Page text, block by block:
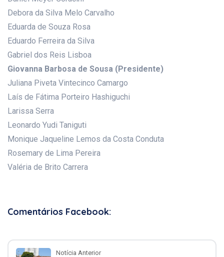
Debora da Silva Melo Carvalho
Eduarda de Souza Rosa
Eduardo Ferreira da Silva
Gabriel dos Reis Lisboa
Giovanna Barbosa de Sousa (Presidente)
Juliana Piveta Vintecinco Camargo
Laís de Fátima Porteiro Hashiguchi
Larissa Serra
Leonardo Yudi Taniguti
Monique Jaqueline Lemos da Costa Conduta
Rosemary de Lima Pereira
Valéria de Brito Carrera
Comentários Facebook:
Notícia Anterior